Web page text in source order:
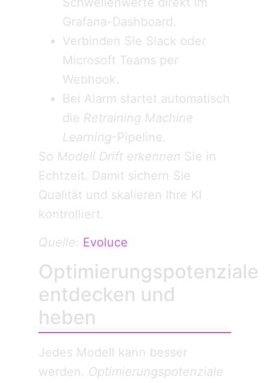
Grafana-Dashboard.
Verbinden Sie Slack oder
Microsoft Teams per
Webhook.
Bei Alarm startet automatisch
die Retraining Machine
Learning-Pipeline.
So Modell Drift erkennen Sie in
Echtzeit. Damit sichern Sie
Qualität und skalieren Ihre KI
kontrolliert.
Quelle: Evoluce
Optimierungspotenziale
entdecken und
heben
Jedes Modell kann besser
werden. Optimierungspotenziale